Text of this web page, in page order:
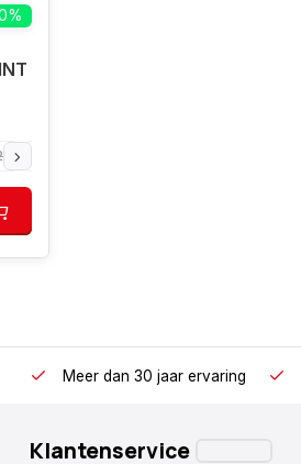
Meer dan 30 jaar ervaring
Klantenservice